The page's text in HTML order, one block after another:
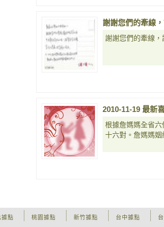
謝謝您們的牽線
謝謝您們的牽線
2010-11-19 最新
根據詹媽媽全省
十六對。詹媽媽姻
台中據點
新竹據點
桃園據點
據點